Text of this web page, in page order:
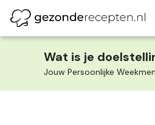
naar
de
Wat is je
Jouw Persoonlijke